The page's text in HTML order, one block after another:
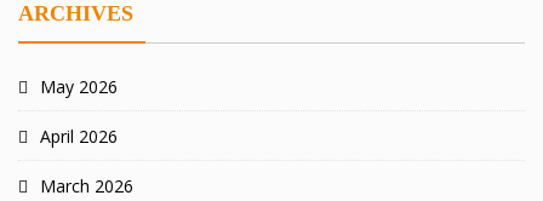
ARCHIVES
May 2026
April 2026
March 2026